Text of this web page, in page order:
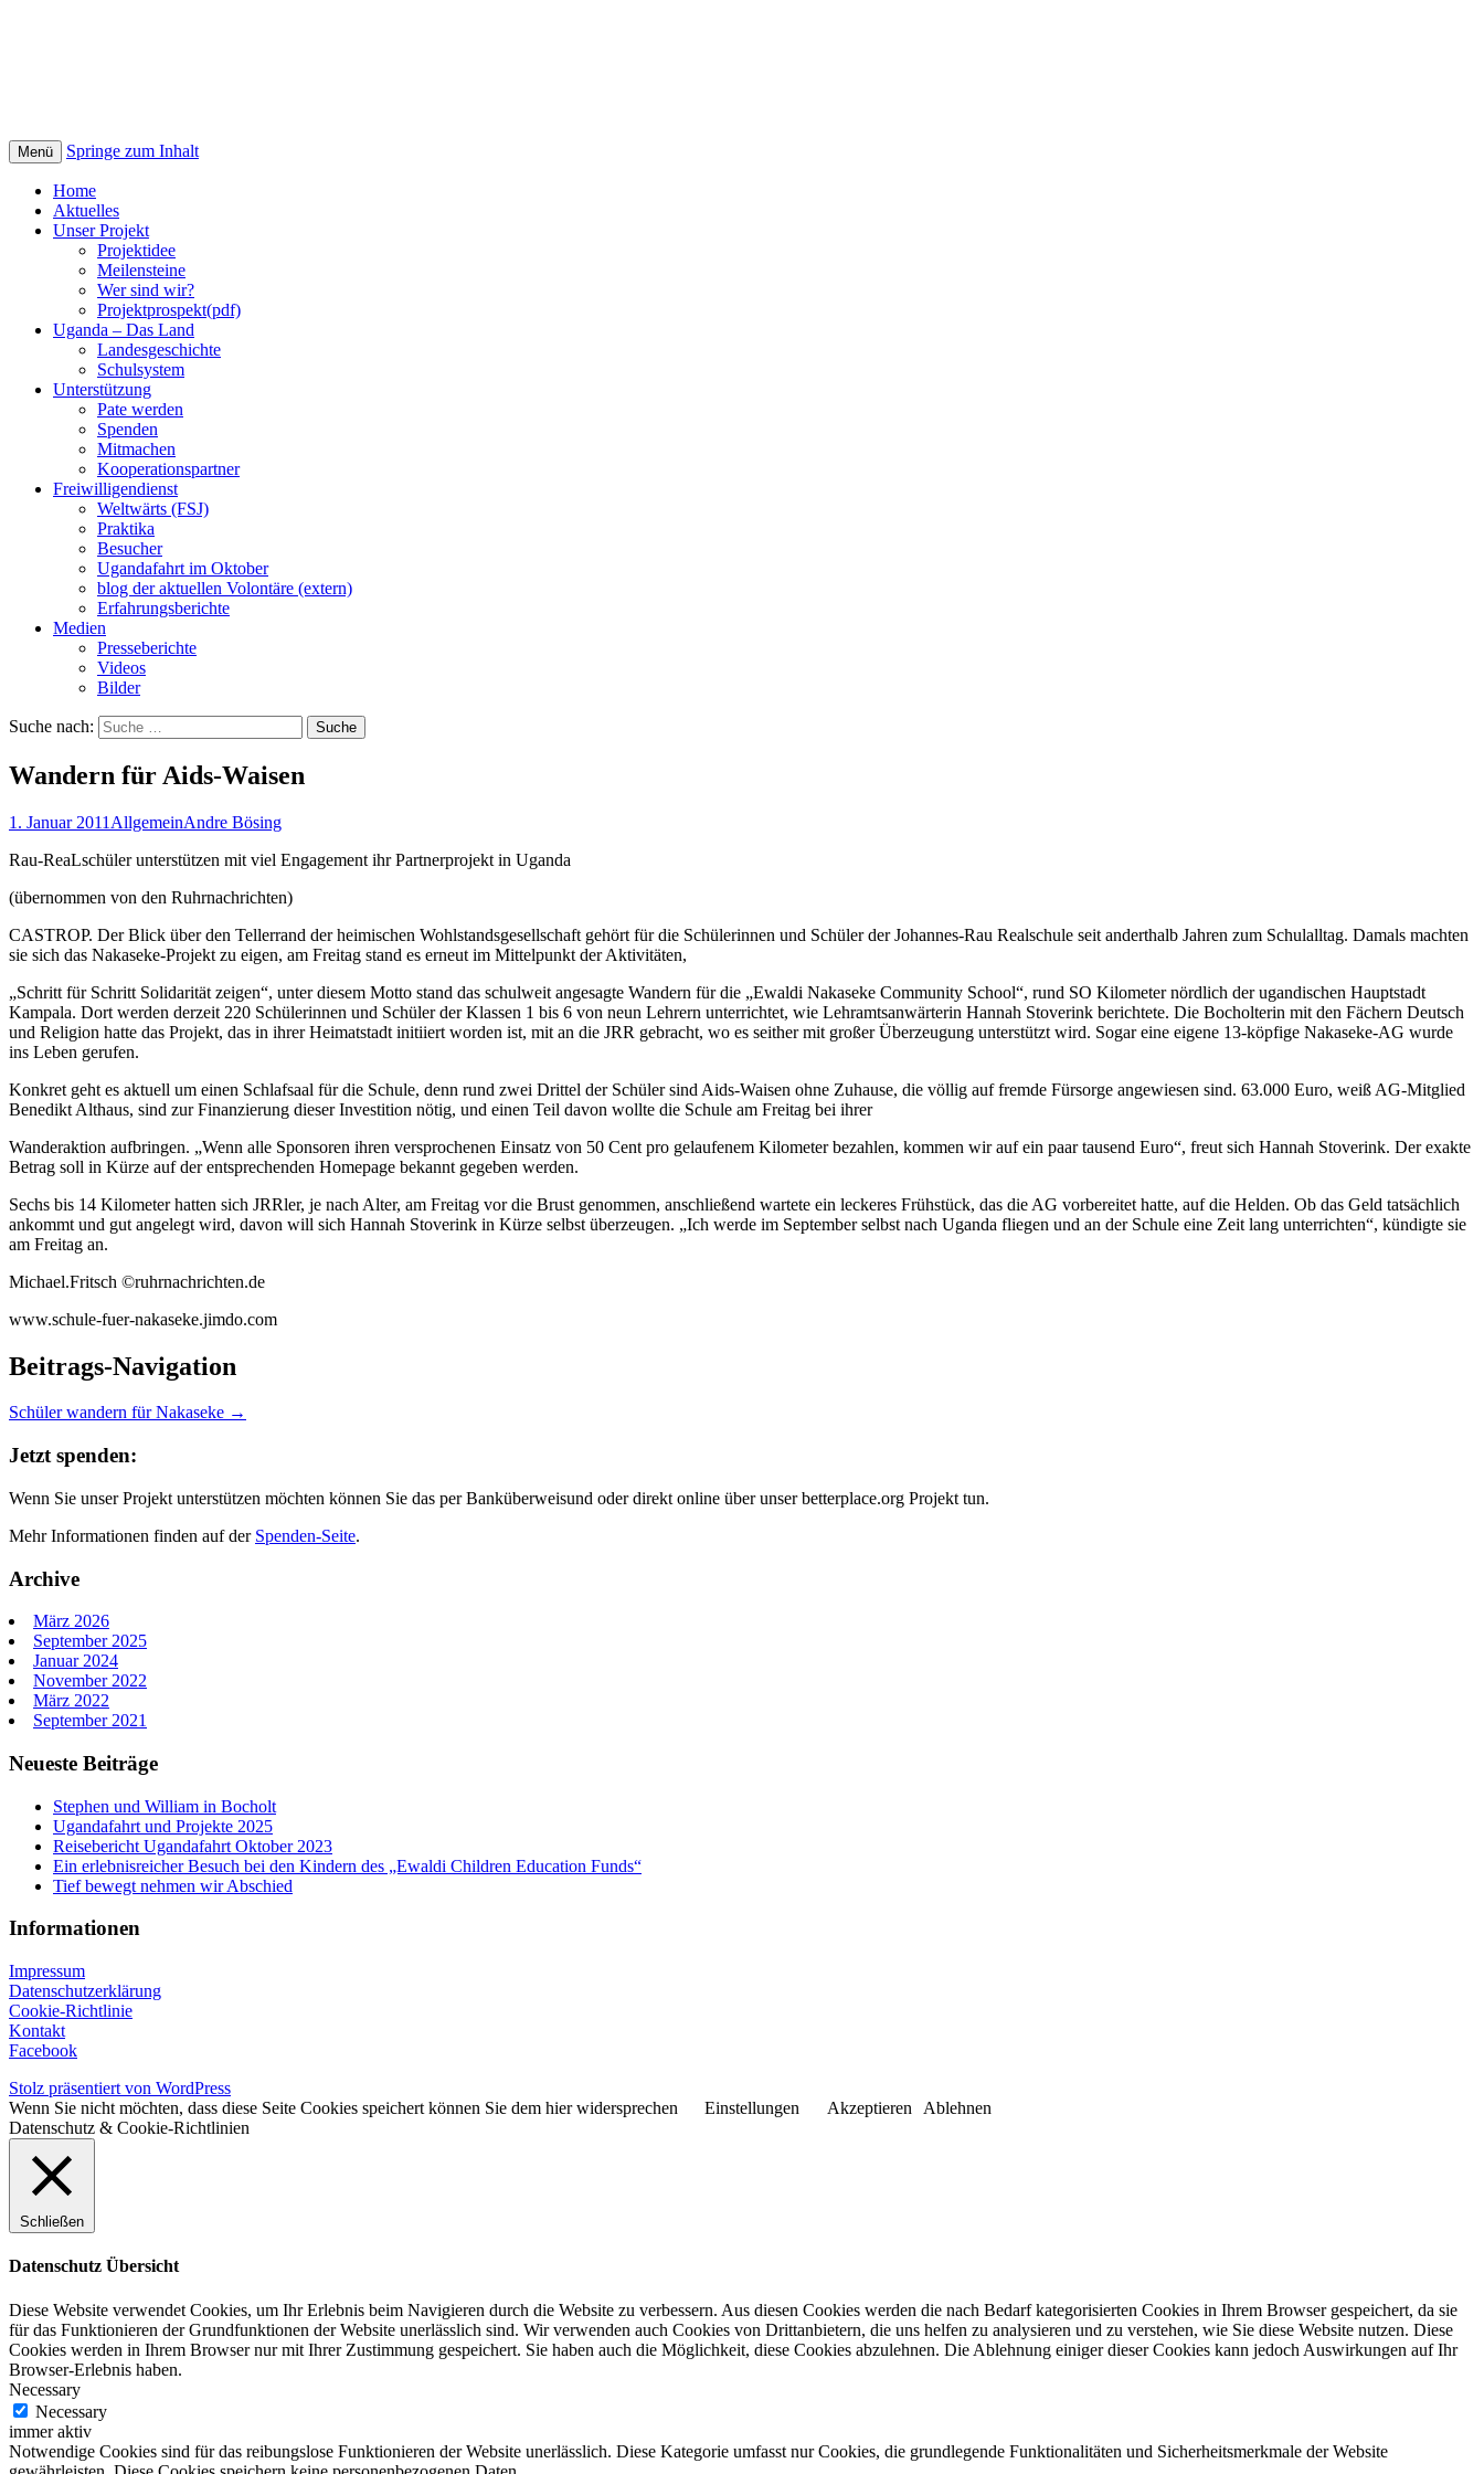
Menü Springe zum Inhalt
Home
Aktuelles
Unser Projekt
Projektidee
Meilensteine
Wer sind wir?
Projektprospekt(pdf)
Uganda – Das Land
Landesgeschichte
Schulsystem
Unterstützung
Pate werden
Spenden
Mitmachen
Kooperationspartner
Freiwilligendienst
Weltwärts (FSJ)
Praktika
Besucher
Ugandafahrt im Oktober
blog der aktuellen Volontäre (extern)
Erfahrungsberichte
Medien
Presseberichte
Videos
Bilder
Suche nach:
Wandern für Aids-Waisen
1. Januar 2011 AllgemeinAndre Bösing
Rau-ReaLschüler unterstützen mit viel Engagement ihr Partnerprojekt in Uganda
(übernommen von den Ruhrnachrichten)
CASTROP. Der Blick über den Tellerrand der heimischen Wohlstandsgesellschaft gehört für die Schülerinnen und Schüler der Johannes-Rau Realschule seit anderthalb Jahren zum Schulalltag. Damals machten
sie sich das Nakaseke-Projekt zu eigen, am Freitag stand es erneut im Mittel­punkt der Aktivitäten,
„Schritt für Schritt Solidarität zeigen“, unter diesem Motto stand das schulweit angesagte Wandern für die „Ewaldi Nakaseke Community School“, rund SO Kilometer nördlich der ugandischen Hauptstadt
Kampala. Dort werden derzeit 220 Schülerinnen und Schüler der Klassen 1 bis 6 von neun Lehrern unterrichtet, wie Lehramtsanwärterin Hannah Stoverink berichtete. Die Bocholterin mit den Fächern Deutsch
und Religion hatte das Projekt, das in ihrer Heimatstadt initiiert worden ist, mit an die JRR gebracht, wo es seither mit großer Überzeugung unterstützt wird. Sogar eine eigene 13-köpfige Nakaseke-AG wurde
ins Leben gerufen.
Konkret geht es aktuell um einen Schlafsaal für die Schule, denn rund zwei Drittel der Schüler sind Aids-Waisen ohne Zuhause, die völlig auf fremde Fürsorge angewiesen sind. 63.000 Euro, weiß AG-Mitglied
Benedikt Althaus, sind zur Finanzierung dieser Investition nötig, und einen Teil davon wollte die Schule am Freitag bei ihrer
Wanderaktion aufbringen. „Wenn alle Sponsoren ihren versprochenen Einsatz von 50 Cent pro gelaufenem Kilometer bezahlen, kommen wir auf ein paar tausend Euro“, freut sich Hannah Stoverink. Der exakte
Betrag soll in Kürze auf der entsprechenden Homepage bekannt gegeben werden.
Sechs bis 14 Kilometer hatten sich JRRler, je nach Alter, am Freitag vor die Brust genommen, anschließend wartete ein leckeres Frühstück, das die AG vorbereitet hatte, auf die Helden. Ob das Geld tatsächlich
ankommt und gut angelegt wird, davon will sich Hannah Stoverink in Kürze selbst überzeugen. „Ich werde im September selbst nach Uganda fliegen und an der Schule eine Zeit lang unter­richten“, kündigte sie
am Freitag an.
Michael.Fritsch ©ruhrnachrichten.de
www.schule-fuer-nakaseke.jimdo.com
Beitrags-Navigation
Schüler wandern für Nakaseke →
Jetzt spenden:
Wenn Sie unser Projekt unterstützen möchten können Sie das per Banküberweisund oder direkt online über unser betterplace.org Projekt tun.
Mehr Informationen finden auf der Spenden-Seite.
Archive
März 2026
September 2025
Januar 2024
November 2022
März 2022
September 2021
Neueste Beiträge
Stephen und William in Bocholt
Ugandafahrt und Projekte 2025
Reisebericht Ugandafahrt Oktober 2023
Ein erlebnisreicher Besuch bei den Kindern des „Ewaldi Children Education Funds“
Tief bewegt nehmen wir Abschied
Informationen
Impressum
Datenschutzerklärung
Cookie-Richtlinie
Kontakt
Facebook
Stolz präsentiert von WordPress
Wenn Sie nicht möchten, dass diese Seite Cookies speichert können Sie dem hier widersprechen
Einstellungen Akzeptieren
Ablehnen
Datenschutz & Cookie-Richtlinien
Schließen
Datenschutz Übersicht
Diese Website verwendet Cookies, um Ihr Erlebnis beim Navigieren durch die Website zu verbessern. Aus diesen Cookies werden die nach Bedarf kategorisierten Cookies in Ihrem Browser gespeichert, da sie
für das Funktionieren der Grundfunktionen der Website unerlässlich sind. Wir verwenden auch Cookies von Drittanbietern, die uns helfen zu analysieren und zu verstehen, wie Sie diese Website nutzen. Diese
Cookies werden in Ihrem Browser nur mit Ihrer Zustimmung gespeichert. Sie haben auch die Möglichkeit, diese Cookies abzulehnen. Die Ablehnung einiger dieser Cookies kann jedoch Auswirkungen auf Ihr
Browser-Erlebnis haben.
Necessary
Necessary
immer aktiv
Notwendige Cookies sind für das reibungslose Funktionieren der Website unerlässlich. Diese Kategorie umfasst nur Cookies, die grundlegende Funktionalitäten und Sicherheitsmerkmale der Website